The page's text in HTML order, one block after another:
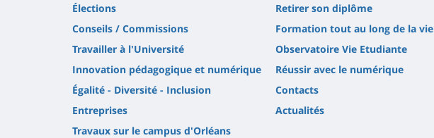
Élections
Conseils / Commissions
Travailler à l'Université
Innovation pédagogique et numérique
Égalité - Diversité - Inclusion
Entreprises
Travaux sur le campus d'Orléans
Retirer son diplôme
Formation tout au long de la vie
Observatoire Vie Etudiante
Réussir avec le numérique
Contacts
Actualités